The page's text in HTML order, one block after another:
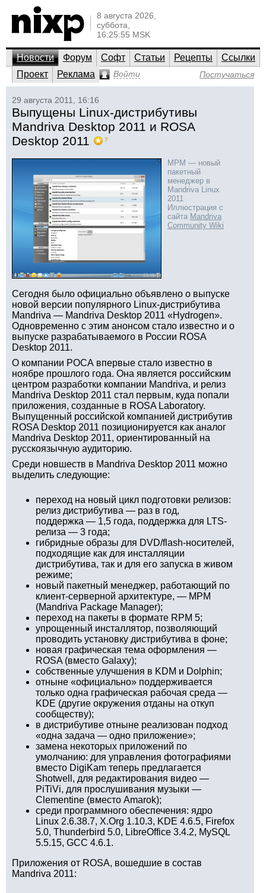
8 августа 2026,
суббота,
16:25:55 MSK
Новости Форум Софт Статьи Рецепты
Ссылки
Проект
Реклама Войти Постучаться
29 августа 2011, 16:16
Выпущены Linux-дистрибутивы
Mandriva Desktop 2011 и ROSA
Desktop 2011
7
MPM — новый
пакетный
менеджер в
Mandriva Linux
2011
Иллюстрация с
сайта Mandriva
Community Wiki
Сегодня было официально объявлено о выпуске
новой версии популярного Linux-дистрибутива
Mandriva — Mandriva Desktop 2011 «Hydrogen».
Одновременно с этим анонсом стало известно и о
выпуске разрабатываемого в России ROSA
Desktop 2011.
О компании РОСА впервые стало известно в
ноябре прошлого года. Она является российским
центром разработки компании Mandriva, и релиз
Mandriva Desktop 2011 стал первым, куда попали
приложения, созданные в ROSA Laboratory.
Выпущенный российской компанией дистрибутив
ROSA Desktop 2011 позиционируется как аналог
Mandriva Desktop 2011, ориентированный на
русскоязычную аудиторию.
Среди новшеств в Mandriva Desktop 2011 можно
выделить следующие:
переход на новый цикл подготовки релизов:
релиз дистрибутива — раз в год,
поддержка — 1,5 года, поддержка для LTS-
релиза — 3 года;
гибридные образы для DVD/flash-носителей,
подходящие как для инсталляции
дистрибутива, так и для его запуска в живом
режиме;
новый пакетный менеджер, работающий по
клиент-серверной архитектуре, — MPM
(Mandriva Package Manager);
переход на пакеты в формате RPM 5;
упрощенный инсталлятор, позволяющий
проводить установку дистрибутива в фоне;
новая графическая тема оформления —
ROSA (вместо Galaxy);
собственные улучшения в KDM и Dolphin;
отныне «официально» поддерживается
только одна графическая рабочая среда —
KDE (другие окружения отданы на откуп
сообществу);
в дистрибутиве отныне реализован подход
«одна задача — одно приложение»;
замена некоторых приложений по
умолчанию: для управления фотографиями
вместо DigiKam теперь предлагается
Shotwell, для редактирования видео —
PiTiVi, для прослушивания музыки —
Clementine (вместо Amarok);
среди программного обеспечения: ядро
Linux 2.6.38.7, X.Org 1.10.3, KDE 4.6.5, Firefox
5.0, Thunderbird 5.0, LibreOffice 3.4.2, MySQL
5.5.15, GCC 4.6.1.
Приложения от ROSA, вошедшие в состав
Mandriva 2011: